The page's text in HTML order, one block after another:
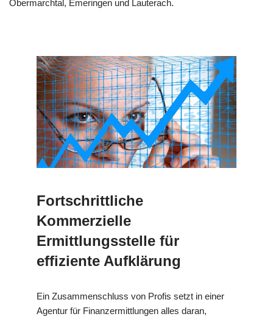
Obermarchtal, Emeringen und Lauterach.
Fortschrittliche
Kommerzielle
Ermittlungsstelle für
effiziente Aufklärung
Ein Zusammenschluss von Profis setzt in einer
Agentur für Finanzermittlungen alles daran,